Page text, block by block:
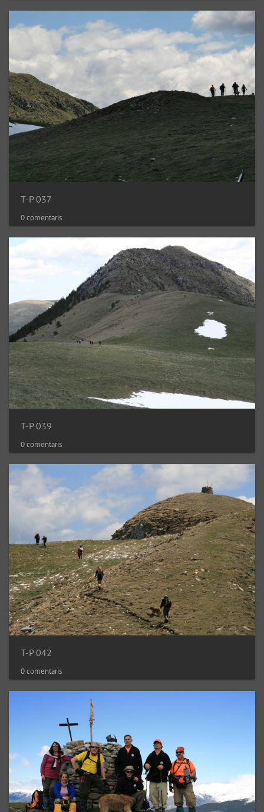
T-P 037
0 comentaris
T-P 039
0 comentaris
T-P 042
0 comentaris